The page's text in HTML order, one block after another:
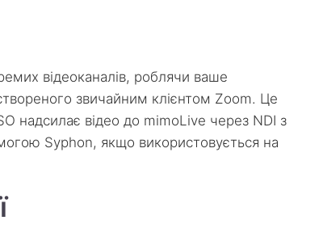
відеоканалів, роблячи ваше
звичайним клієнтом Zoom. Це
надсилає відео до mimoLive через NDI з
Syphon, якщо використовується на